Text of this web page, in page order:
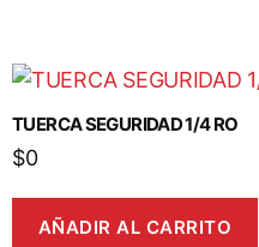
TUERCA SEGURIDAD 1/4 RO
$0
AÑADIR AL CARRITO